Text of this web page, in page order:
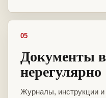
05
Документы
нерегулярно
Журналы, инструкции